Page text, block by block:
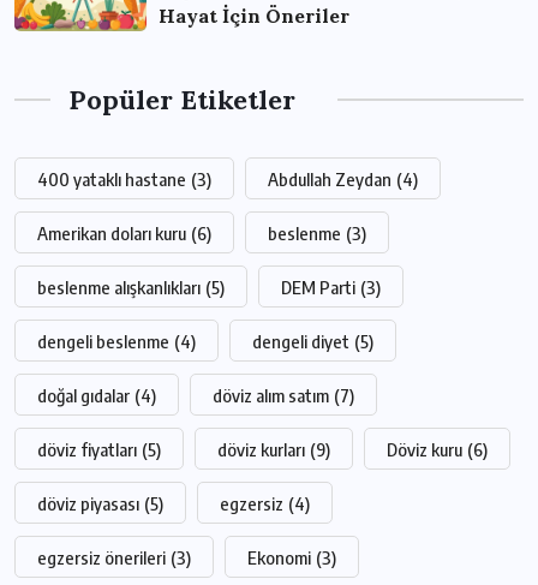
Hayat İçin Öneriler
Popüler Etiketler
400 yataklı hastane (3) Abdullah Zeydan (4)
Amerikan doları kuru (6) beslenme (3)
beslenme alışkanlıkları (5) DEM Parti (3)
dengeli beslenme (4) dengeli diyet (5)
doğal gıdalar (4) döviz alım satım (7)
döviz fiyatları (5) döviz kurları (9) Döviz kuru (6)
döviz piyasası (5) egzersiz (4)
egzersiz önerileri (3) Ekonomi (3)